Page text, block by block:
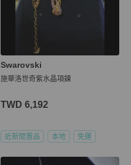
Swarovski
施華洛世奇紫水晶項鍊
TWD 6,192
近新閒置品 本地 免運